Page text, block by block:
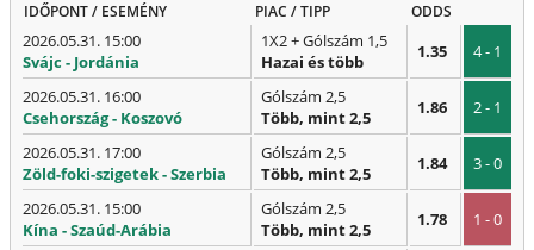
IDŐPONT / ESEMÉNY PIAC / TIPP ODDS
2026.05.31. 15:00
Svájc - Jordánia
1X2 + Gólszám 1,5
Hazai és több
1.35 4 - 1
2026.05.31. 16:00
Csehország - Koszovó
Gólszám 2,5
Több, mint 2,5
1.86 2 - 1
2026.05.31. 17:00
Zöld-foki-szigetek - Szerbia
Gólszám 2,5
Több, mint 2,5
1.84 3 - 0
2026.05.31. 15:00
Kína - Szaúd-Arábia
Gólszám 2,5
Több, mint 2,5
1.78 1 - 0